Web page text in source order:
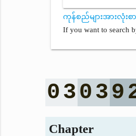
ကုန်စည်များအားလုံးစ
If you want to search
0 30 39
Chapter